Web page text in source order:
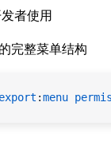
者使用
完整菜单结构
export :menu